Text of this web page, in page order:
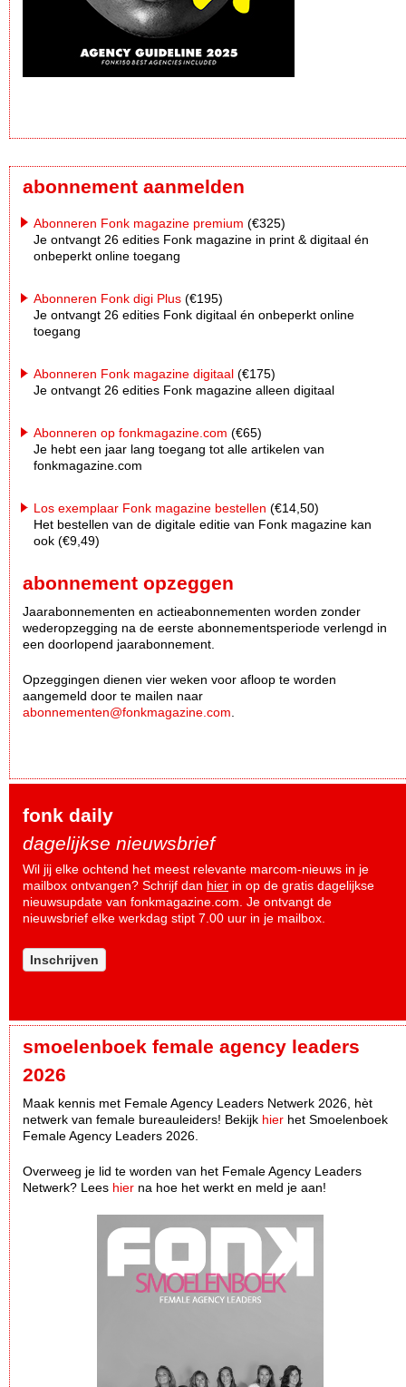
abonnement aanmelden
Abonneren Fonk magazine premium (€325)
Je ontvangt 26 edities Fonk magazine in print & digitaal én
onbeperkt online toegang
Abonneren Fonk digi Plus (€195)
Je ontvangt 26 edities Fonk digitaal én onbeperkt online
toegang
Abonneren Fonk magazine digitaal (€175)
Je ontvangt 26 edities Fonk magazine alleen digitaal
Abonneren op fonkmagazine.com (€65)
Je hebt een jaar lang toegang tot alle artikelen van
fonkmagazine.com
Los exemplaar Fonk magazine bestellen (€14,50)
Het bestellen van de digitale editie van Fonk magazine kan
ook (€9,49)
abonnement opzeggen
Jaarabonnementen en actieabonnementen worden zonder
wederopzegging na de eerste abonnementsperiode verlengd in
een doorlopend jaarabonnement.
Opzeggingen dienen vier weken voor afloop te worden
aangemeld door te mailen naar
abonnementen@fonkmagazine.com.
fonk daily
dagelijkse nieuwsbrief
Wil jij elke ochtend het meest relevante marcom-nieuws in je
mailbox ontvangen? Schrijf dan hier in op de gratis dagelijkse
nieuwsupdate van fonkmagazine.com. Je ontvangt de
nieuwsbrief elke werkdag stipt 7.00 uur in je mailbox.
Inschrijven
smoelenboek female agency leaders
2026
Maak kennis met Female Agency Leaders Netwerk 2026, hèt
netwerk van female bureauleiders! Bekijk hier het Smoelenboek
Female Agency Leaders 2026.
Overweeg je lid te worden van het Female Agency Leaders
Netwerk? Lees hier na hoe het werkt en meld je aan!